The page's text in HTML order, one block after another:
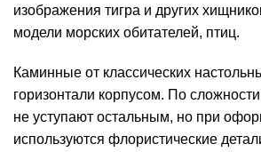
изображения тигра и других
модели морских обитателей, птиц.
Каминные от классических
горизонтали корпусом. По
не уступают остальным, но при
используются флористические